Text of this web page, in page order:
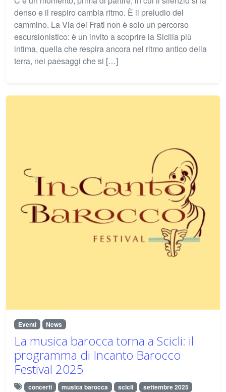
denso e il respiro cambia ritmo. È il preludio del
cammino. La Via dei Frati non è solo un percorso
escursionistico: è un invito a scoprire la Sicilia più
intima, quella che respira ancora nel ritmo antico della
terra, nei paesaggi che si […]
Eventi News
La musica barocca torna a Scicli: il
programma di Incanto Barocco
Festival 2025
concerti musica barocca scicli settembre 2025